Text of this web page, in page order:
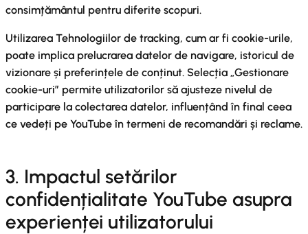
consimțământul pentru diferite scopuri.
Utilizarea Tehnologiilor de tracking, cum ar fi cookie-urile,
poate implica prelucrarea datelor de navigare, istoricul de
vizionare și preferințele de conținut. Selecția „Gestionare
cookie-uri” permite utilizatorilor să ajusteze nivelul de
participare la colectarea datelor, influențând în final ceea
ce vedeți pe YouTube în termeni de recomandări și reclame.
3. Impactul setărilor
confidențialitate YouTube asupra
experienței utilizatorului